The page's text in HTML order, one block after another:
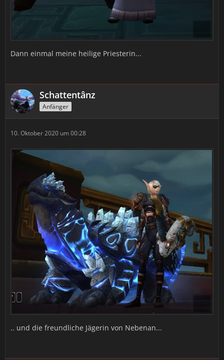
Dann einmal meine heilige Priesterin...
Schattentânz
Anfänger
10. Oktober 2020 um 00:28
.. und die freundliche Jägerin von Nebenan...